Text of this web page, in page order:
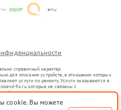
справочный характер.
для описания устройств, в отношении которых
услуги по ремонту. Услуги оказываются в
fix.ru, которые не связаны с
официальными представителями.
в гражданский оборот в соответствии
cookie. Вы можете